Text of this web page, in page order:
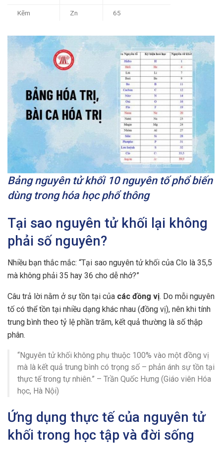
Kẽm Zn 65
Bảng nguyên tử khối 10 nguyên tố phổ biến
dùng trong hóa học phổ thông
Tại sao nguyên tử khối lại không
phải số nguyên?
Nhiều bạn thắc mắc: “Tại sao nguyên tử khối của Clo là 35,5
mà không phải 35 hay 36 cho dễ nhớ?”
Câu trả lời nằm ở sự tồn tại của các đồng vị. Do mỗi nguyên
tố có thể tồn tại nhiều dạng khác nhau (đồng vị), nên khi tính
trung bình theo tỷ lệ phần trăm, kết quả thường là số thập
phân.
“Nguyên tử khối không phụ thuộc 100% vào một đồng vị
mà là kết quả trung bình có trọng số – phản ánh sự tồn tại
thực tế trong tự nhiên.” – Trần Quốc Hưng (Giáo viên Hóa
học, Hà Nội)
Ứng dụng thực tế của nguyên tử
khối trong học tập và đời sống